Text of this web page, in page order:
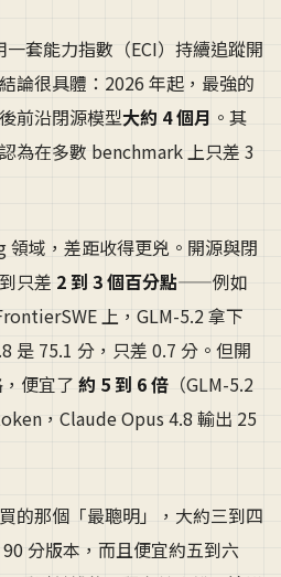
套能力指數（ECI）持續追蹤開
論很具體：2026 年起，最強的
前沿閉源模型大約 4 個月 。其
為在多數 benchmark 上只差 3
域，差距收得更兇。開源與閉
只差 2 到 3 個百分點——例如
上，GLM-5.2 拿下
是 75.1 分，只差 0.7 分。但開
便宜了 約 5 到 6 倍 （GLM-5.2
，Claude Opus 4.8 輸出 25
的那個「最聰明」，大約三到四
分版本，而且便宜約五到六